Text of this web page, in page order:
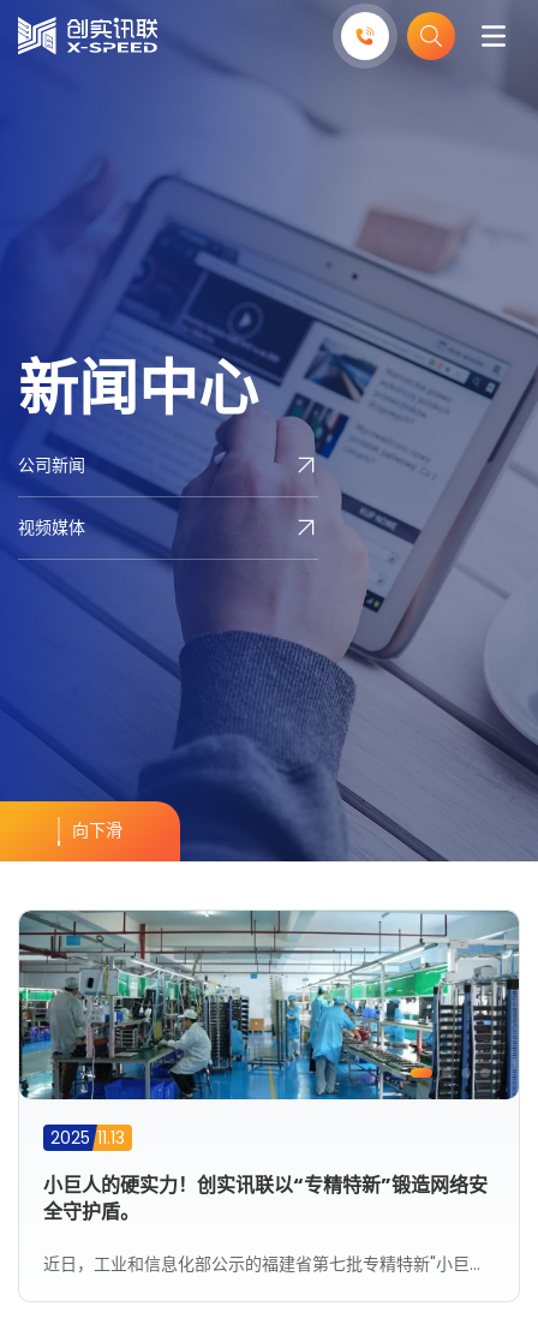
新闻中心
公司新闻
视频媒体
向下滑
2025 03.14
2026 02.03
2025 11.13
小巨人的硬实力！创实讯联以“专精特新”锻造网络安
全守护盾。
近日，工业和信息化部公示的福建省第七批专精特新"小巨人"企业名单中，福州创实讯联信息技术有限公司成功上榜。